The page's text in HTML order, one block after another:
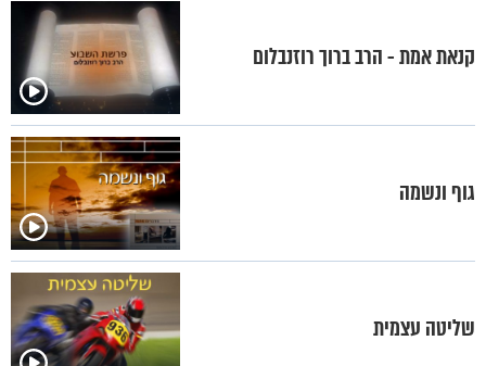
קנאת אמת - הרב ברוך רוזנבלום
גוף ונשמה
שליטה עצמית